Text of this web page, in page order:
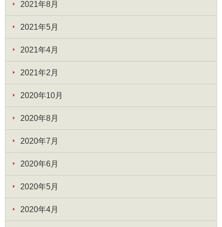
2021年8月
2021年5月
2021年4月
2021年2月
2020年10月
2020年8月
2020年7月
2020年6月
2020年5月
2020年4月